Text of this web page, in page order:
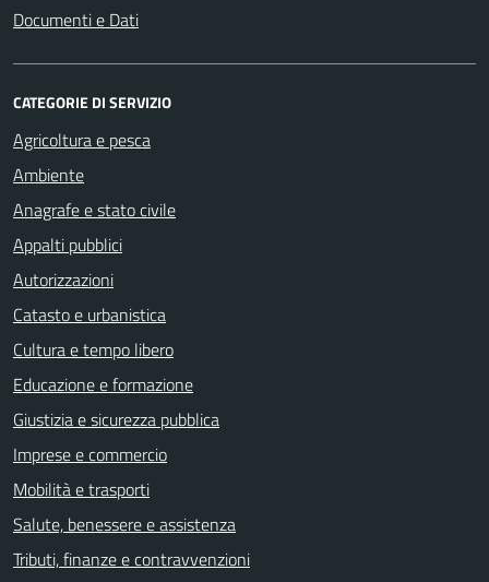
Documenti e Dati
CATEGORIE DI SERVIZIO
Agricoltura e pesca
Ambiente
Anagrafe e stato civile
Appalti pubblici
Autorizzazioni
Catasto e urbanistica
Cultura e tempo libero
Educazione e formazione
Giustizia e sicurezza pubblica
Imprese e commercio
Mobilità e trasporti
Salute, benessere e assistenza
Tributi, finanze e contravvenzioni